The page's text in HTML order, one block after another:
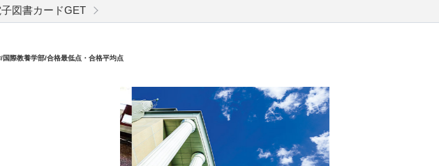
図書カードGET
/国際教養学部/合格最低点・合格平均点